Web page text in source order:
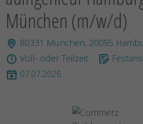
München (m/w/d)
80331 München, 20095
Voll- oder Teilzeit
07.07.2026